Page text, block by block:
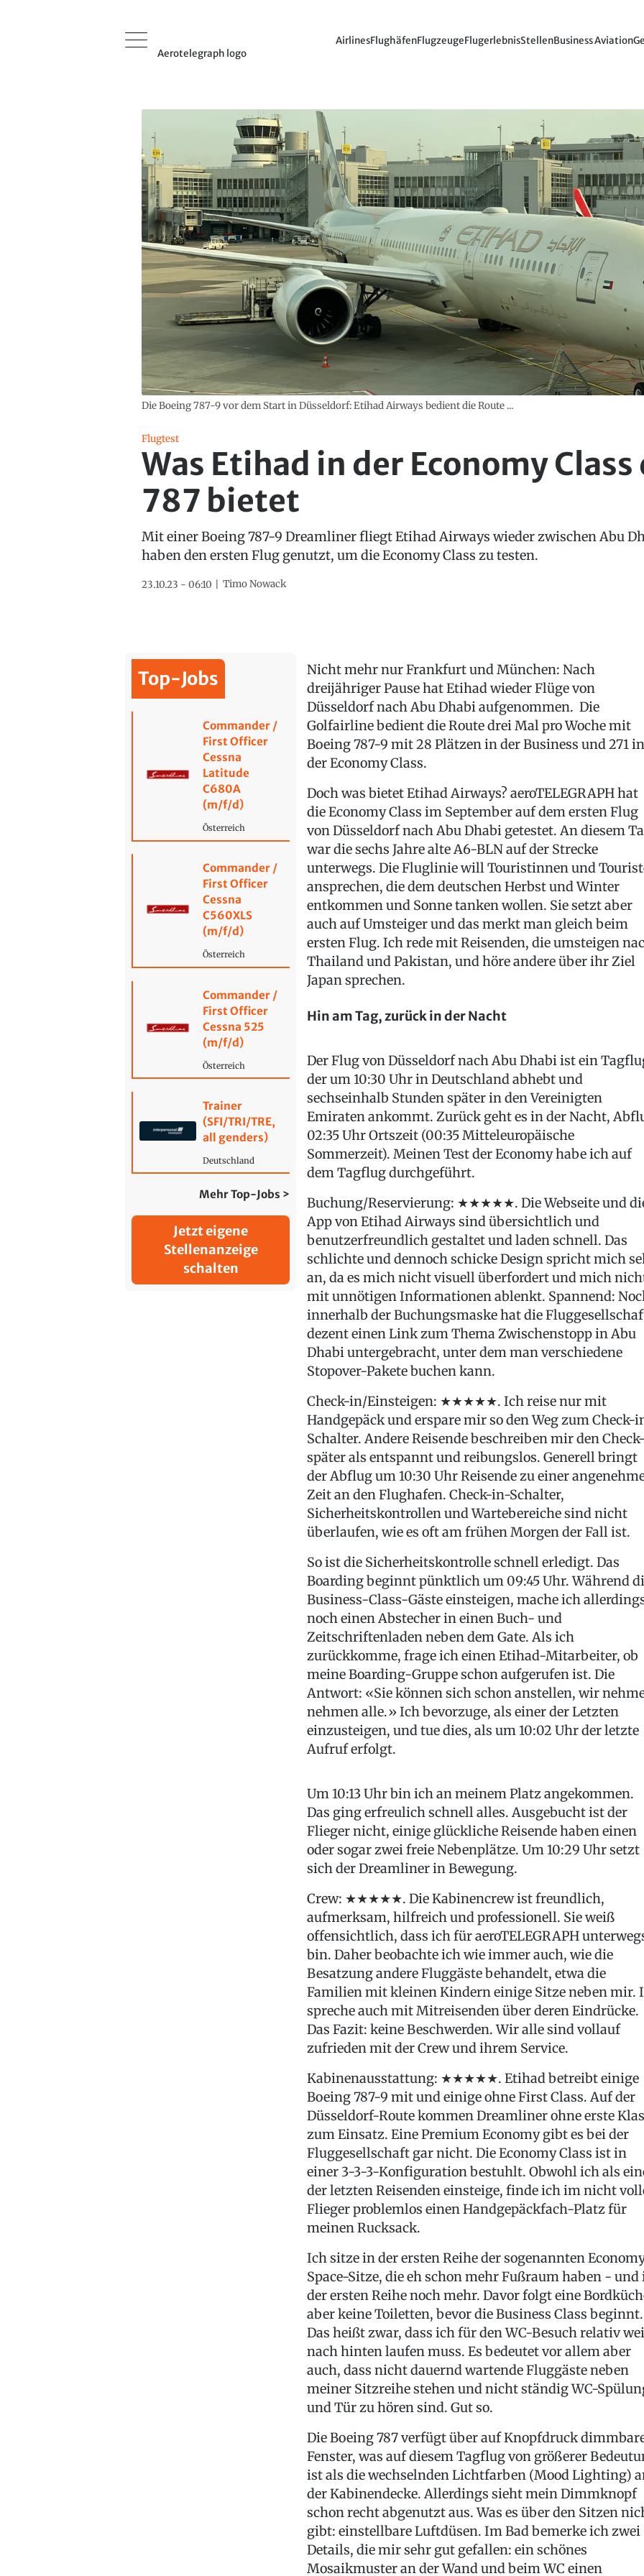
Aerotelegraph logo
AirlinesFlughäfenFlugzeugeFlugerlebnisStellenBusiness Aviation
Die Boeing 787-9 vor dem Start in Düsseldorf: Etihad Airways bedient die Route ...
Flugtest
Was Etihad in der Economy
787 bietet
Mit einer Boeing 787-9 Dreamliner fliegt Etihad Airways wieder zwischen Abu
haben den ersten Flug genutzt, um die Economy Class zu testen.
23.10.23 - 06:10 Timo Nowack
Top-Jobs
Commander /
First Officer
Cessna
Latitude
C680A
(m/f/d)
Österreich
Commander /
First Officer
Cessna
C560XLS
(m/f/d)
Österreich
Commander /
First Officer
Cessna 525
(m/f/d)
Österreich
Trainer
(SFI/TRI/TRE,
all genders)
Deutschland
Mehr Top-Jobs >
Jetzt eigene
Stellenanzeige
schalten
Nicht mehr nur Frankfurt und München: Nach
dreijähriger Pause hat Etihad wieder Flüge von
Düsseldorf nach Abu Dhabi aufgenommen. Die
Golfairline bedient die Route drei Mal pro Woche mit
Boeing 787-9 mit 28 Plätzen in der Business und 271 in
der Economy Class.
Doch was bietet Etihad Airways? aeroTELEGRAPH hat
die Economy Class im September auf dem ersten Flug
von Düsseldorf nach Abu Dhabi getestet. An diesem
war die sechs Jahre alte A6-BLN auf der Strecke
unterwegs. Die Fluglinie will Touristinnen und
ansprechen, die dem deutschen Herbst und Winter
entkommen und Sonne tanken wollen. Sie setzt aber
auch auf Umsteiger und das merkt man gleich beim
ersten Flug. Ich rede mit Reisenden, die umsteigen
Thailand und Pakistan, und höre andere über ihr Ziel
Japan sprechen.
Hin am Tag, zurück in der Nacht
Der Flug von Düsseldorf nach Abu Dhabi ist ein
der um 10:30 Uhr in Deutschland abhebt und
sechseinhalb Stunden später in den Vereinigten
Emiraten ankommt. Zurück geht es in der Nacht,
02:35 Uhr Ortszeit (00:35 Mitteleuropäische
Sommerzeit). Meinen Test der Economy habe ich auf
dem Tagflug durchgeführt.
Buchung/Reservierung: ★★★★★. Die Webseite und
App von Etihad Airways sind übersichtlich und
benutzerfreundlich gestaltet und laden schnell. Das
schlichte und dennoch schicke Design spricht mich
an, da es mich nicht visuell überfordert und mich
mit unnötigen Informationen ablenkt. Spannend:
innerhalb der Buchungsmaske hat die
dezent einen Link zum Thema Zwischenstopp in Abu
Dhabi untergebracht, unter dem man verschiedene
Stopover-Pakete buchen kann.
Check-in/Einsteigen: ★★★★★. Ich reise nur mit
Handgepäck und erspare mir so den Weg zum Check-
Schalter. Andere Reisende beschreiben mir den
später als entspannt und reibungslos. Generell bringt
der Abflug um 10:30 Uhr Reisende zu einer
Zeit an den Flughafen. Check-in-Schalter,
Sicherheitskontrollen und Wartebereiche sind nicht
überlaufen, wie es oft am frühen Morgen der Fall ist.
So ist die Sicherheitskontrolle schnell erledigt. Das
Boarding beginnt pünktlich um 09:45 Uhr. Während
Business-Class-Gäste einsteigen, mache ich
noch einen Abstecher in einen Buch- und
Zeitschriftenladen neben dem Gate. Als ich
zurückkomme, frage ich einen Etihad-Mitarbeiter, ob
meine Boarding-Gruppe schon aufgerufen ist. Die
Antwort: «Sie können sich schon anstellen, wir
nehmen alle.» Ich bevorzuge, als einer der Letzten
einzusteigen, und tue dies, als um 10:02 Uhr der letzte
Aufruf erfolgt.
Um 10:13 Uhr bin ich an meinem Platz angekommen.
Das ging erfreulich schnell alles. Ausgebucht ist der
Flieger nicht, einige glückliche Reisende haben einen
oder sogar zwei freie Nebenplätze. Um 10:29 Uhr setzt
sich der Dreamliner in Bewegung.
Crew: ★★★★★. Die Kabinencrew ist freundlich,
aufmerksam, hilfreich und professionell. Sie weiß
offensichtlich, dass ich für aeroTELEGRAPH
bin. Daher beobachte ich wie immer auch, wie die
Besatzung andere Fluggäste behandelt, etwa die
Familien mit kleinen Kindern einige Sitze neben mir.
spreche auch mit Mitreisenden über deren Eindrücke.
Das Fazit: keine Beschwerden. Wir alle sind vollauf
zufrieden mit der Crew und ihrem Service.
Kabinenausstattung: ★★★★★. Etihad betreibt einige
Boeing 787-9 mit und einige ohne First Class. Auf der
Düsseldorf-Route kommen Dreamliner ohne erste
zum Einsatz. Eine Premium Economy gibt es bei der
Fluggesellschaft gar nicht. Die Economy Class ist in
einer 3-3-3-Konfiguration bestuhlt. Obwohl ich als
der letzten Reisenden einsteige, finde ich im nicht
Flieger problemlos einen Handgepäckfach-Platz für
meinen Rucksack.
Ich sitze in der ersten Reihe der sogenannten
Space-Sitze, die eh schon mehr Fußraum haben - und
der ersten Reihe noch mehr. Davor folgt eine
aber keine Toiletten, bevor die Business Class beginnt.
Das heißt zwar, dass ich für den WC-Besuch relativ
nach hinten laufen muss. Es bedeutet vor allem aber
auch, dass nicht dauernd wartende Fluggäste neben
meiner Sitzreihe stehen und nicht ständig WC-
und Tür zu hören sind. Gut so.
Die Boeing 787 verfügt über auf Knopfdruck
Fenster, was auf diesem Tagflug von größerer
ist als die wechselnden Lichtfarben (Mood Lighting)
der Kabinendecke. Allerdings sieht mein Dimmknopf
schon recht abgenutzt aus. Was es über den Sitzen
gibt: einstellbare Luftdüsen. Im Bad bemerke ich zwei
Details, die mir sehr gut gefallen: ein schönes
Mosaikmuster an der Wand und beim WC einen